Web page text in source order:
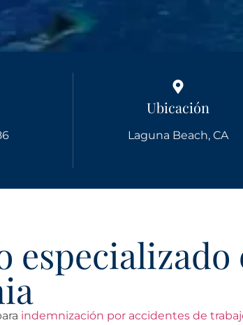
Ubicación
Laguna Beach, CA
indemnización por accidentes de